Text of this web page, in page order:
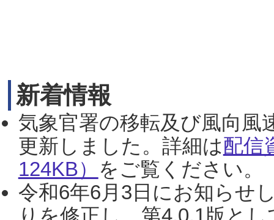
新着情報
気象官署の移転及び風向風
更新しました。詳細は配信
124KB） をご覧ください。
令和6年6月3日にお知らせ
りを修正し、第4.0.1版と